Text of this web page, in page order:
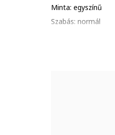
Minta: egyszínű
Szabás: normál